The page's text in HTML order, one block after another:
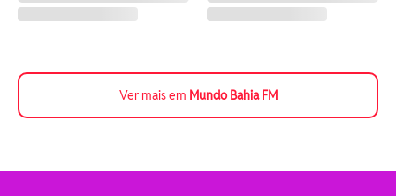
Ver mais em Mundo Bahia FM